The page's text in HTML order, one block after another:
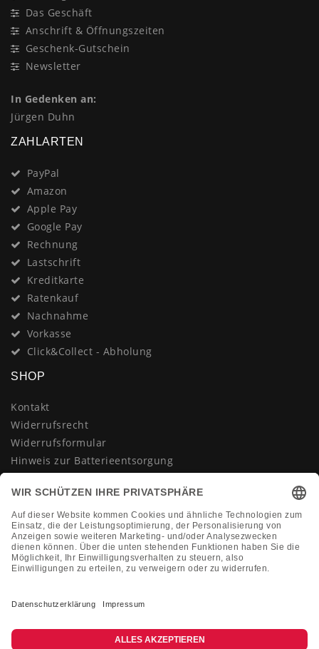
Das Geschäft
Anschrift & Öffnungszeiten
Geschenk-Gutschein
Newsletter
In Gedenken an:
Jürgen Duhn
ZAHLARTEN
PayPal
Amazon
Apple Pay
Google Pay
Rechnung
Lastschrift
Kreditkarte
Ratenkauf
Nachnahme
Vorkasse
Click&Collect - Abholung
SHOP
Kontakt
Widerrufsrecht
Widerrufsformular
Hinweis zur Batterieentsorgung
AGB
Impressum
Vertrag widerrufen
KONTAKT
Montag-Freitag 10:00-18:00 Uhr
shop@dienadel.de